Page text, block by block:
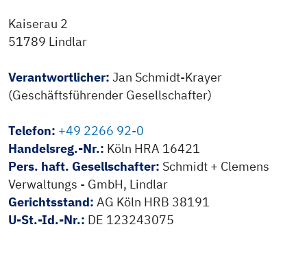
Kaiserau 2
51789 Lindlar
Verantwortlicher: Jan Schmidt-Krayer
(Geschäftsführender Gesellschafter)
Telefon: +49 2266 92-0
Handelsreg.-Nr.: Köln HRA 16421
Pers. haft. Gesellschafter: Schmidt + Clemens
Verwaltungs - GmbH, Lindlar
Gerichtsstand: AG Köln HRB 38191
U-St.-Id.-Nr.: DE 123243075